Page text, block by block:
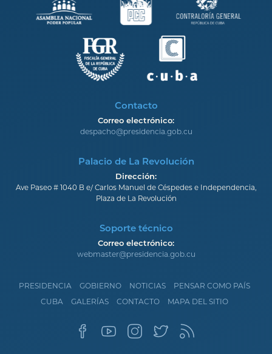
Contacto
Correo electrónico:
despacho@presidencia.gob.cu
Palacio de La Revolución
Dirección:
Ave Paseo # 1040 B e/ Carlos Manuel de Céspedes e Independencia,
Plaza de La Revolución
Soporte técnico
Correo electrónico:
webmaster@presidencia.gob.cu
PRESIDENCIA GOBIERNO NOTICIAS
PENSAR COMO PAÍS
CUBA
GALERÍAS CONTACTO MAPA DEL SITIO